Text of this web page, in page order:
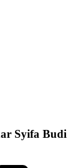
Syifa Budi